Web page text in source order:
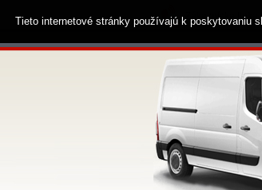
Zákaznícka linka
Tieto internetové stránky používajú k poskytovaniu